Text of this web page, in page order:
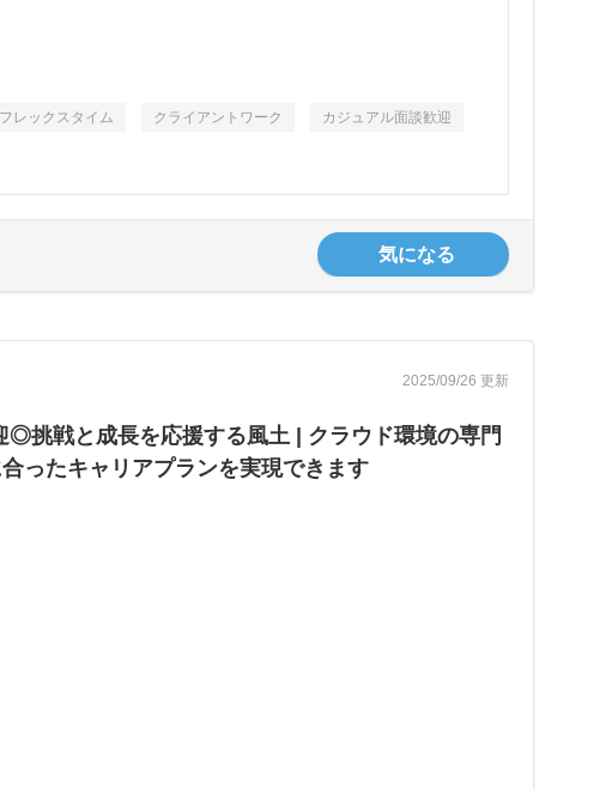
フレックスタイム クライアントワーク カジュアル面談歓迎
気になる
2025/09/26 更新
◎挑戦と成長を応援する風土 | クラウド環境の専門
ったキャリアプランを実現できます